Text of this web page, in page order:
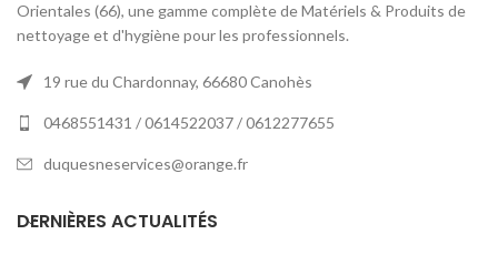
Orientales (66), une gamme complète de Matériels & Produits de
nettoyage et d'hygiène pour les professionnels.
19 rue du Chardonnay, 66680 Canohès
0468551431 / 0614522037 / 0612277655
duquesneservices@orange.fr
DERNIÈRES ACTUALITÉS